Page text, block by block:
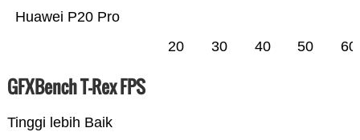
Huawei P20 Pro
20 30 40 50 60
GFXBench T-Rex FPS
Tinggi lebih Baik